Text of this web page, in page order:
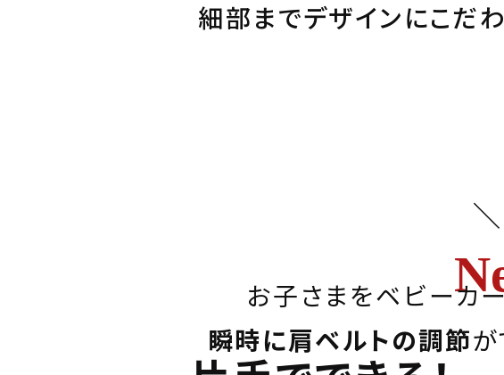
細部までデザインにこだわ
お子さまをベビーカ
瞬時に肩ベルトの調節